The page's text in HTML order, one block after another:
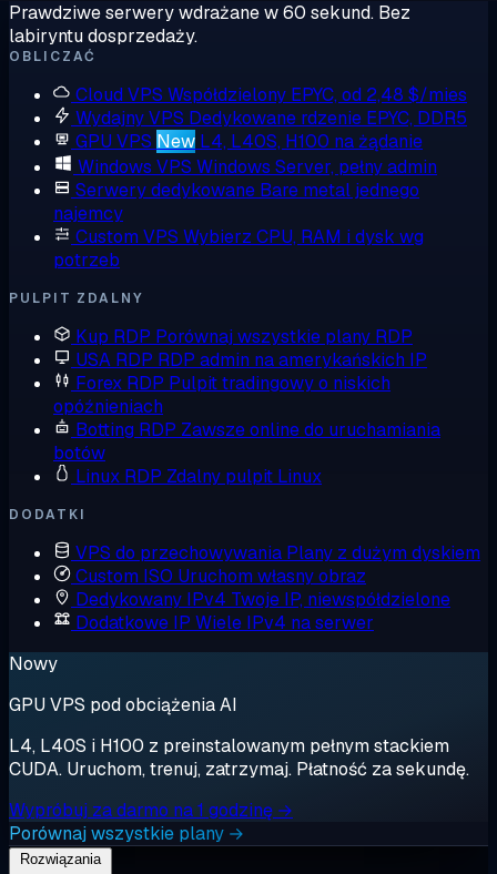
Prawdziwe serwery wdrażane w 60 sekund. Bez
labiryntu dosprzedaży.
OBLICZAĆ
Cloud VPS Współdzielony EPYC, od 2,48 $/mies
Wydajny VPS Dedykowane rdzenie EPYC, DDR5
GPU VPS New L4, L40S, H100 na żądanie
Windows VPS Windows Server, pełny admin
Serwery dedykowane Bare metal jednego
najemcy
Custom VPS Wybierz CPU, RAM i dysk wg
potrzeb
PULPIT ZDALNY
Kup RDP Porównaj wszystkie plany RDP
USA RDP RDP admin na amerykańskich IP
Forex RDP Pulpit tradingowy o niskich
opóźnieniach
Botting RDP Zawsze online do uruchamiania
botów
Linux RDP Zdalny pulpit Linux
DODATKI
VPS do przechowywania Plany z dużym dyskiem
Custom ISO Uruchom własny obraz
Dedykowany IPv4 Twoje IP, niewspółdzielone
Dodatkowe IP Wiele IPv4 na serwer
Nowy
GPU VPS pod obciążenia AI
L4, L40S i H100 z preinstalowanym pełnym stackiem
CUDA. Uruchom, trenuj, zatrzymaj. Płatność za sekundę.
Wypróbuj za darmo na 1 godzinę →
Porównaj wszystkie plany →
Rozwiązania